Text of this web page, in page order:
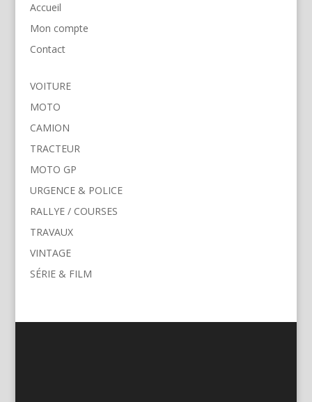
Accueil
Mon compte
Contact
VOITURE
MOTO
CAMION
TRACTEUR
MOTO GP
URGENCE & POLICE
RALLYE / COURSES
TRAVAUX
VINTAGE
SÉRIE & FILM